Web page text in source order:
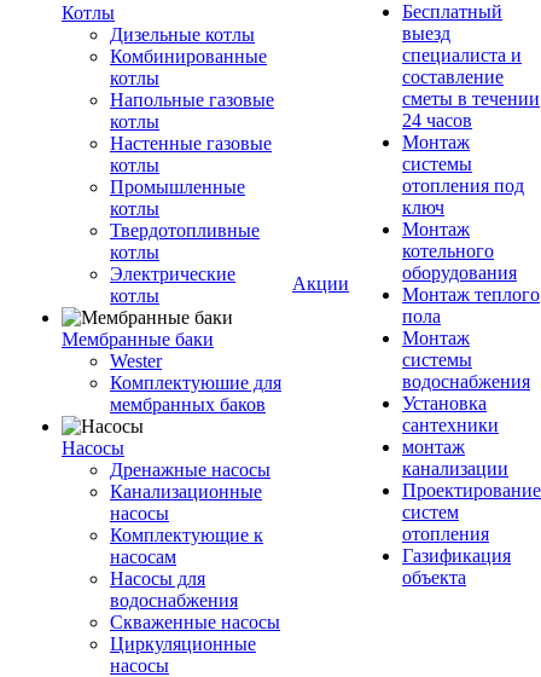
Котлы
Дизельные котлы
Комбинированные
котлы
Напольные газовые
котлы
Настенные газовые
котлы
Промышленные
котлы
Твердотопливные
котлы
Электрические
котлы
Мембранные баки
Wester
Комплектуюшие для
мембранных баков
Насосы
Дренажные насосы
Канализационные
насосы
Комплектующие к
насосам
Насосы для
водоснабжения
Скваженные насосы
Циркуляционные
насосы
Акции
Бесплатный
выезд
специалиста и
составление
сметы в течении
24 часов
Монтаж
системы
отопления под
ключ
Монтаж
котельного
оборудования
Монтаж теплого
пола
Монтаж
системы
водоснабжения
Установка
сантехники
монтаж
канализации
Проектирование
систем
отопления
Газификация
объекта